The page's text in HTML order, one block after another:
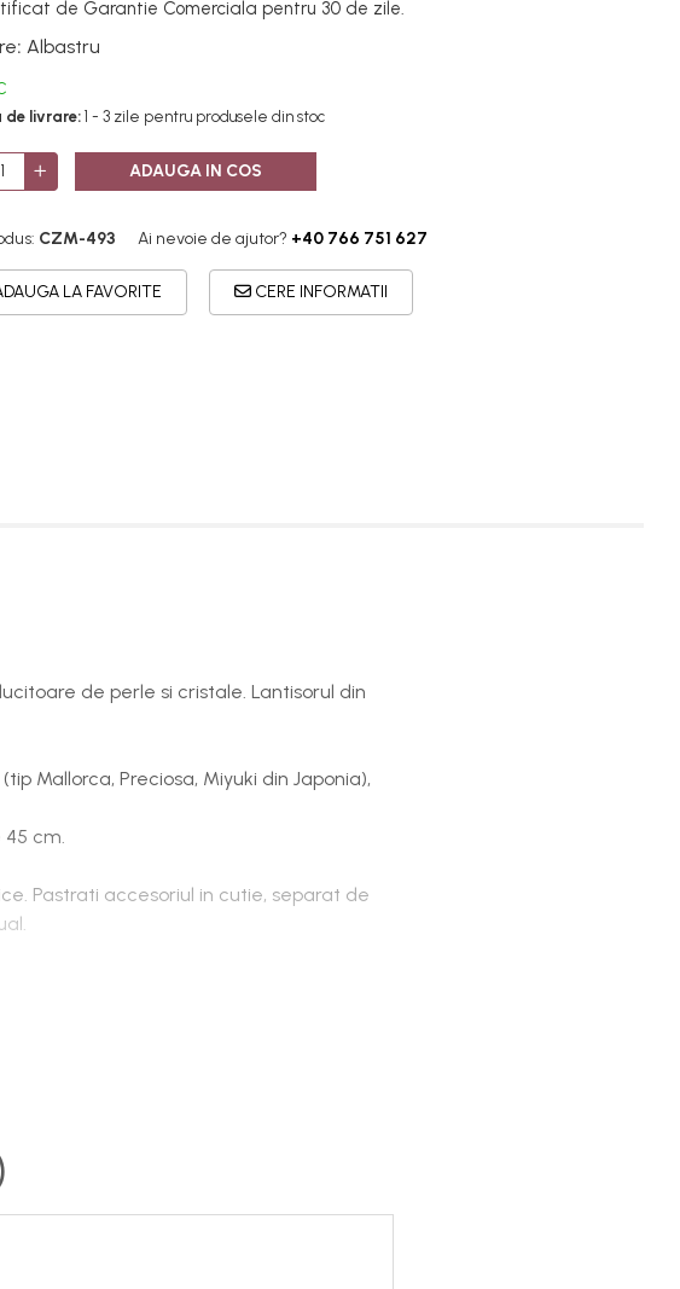
de Garantie Comerciala pentru 30 de zile.
: Albastru
de livrare:1 - 3 zile pentru produsele din stoc
ADAUGA IN COS
CZM-493 Ai nevoie de ajutor? +40 766 751 627
LA FAVORITE CERE INFORMATII
de perle si cristale. Lantisorul din
Mallorca, Preciosa, Miyuki din Japonia),
cm.
Pastrati accesoriul in cutie, separat de
minore;
culorile produselor pot parea
dar va recomandam sa luati in